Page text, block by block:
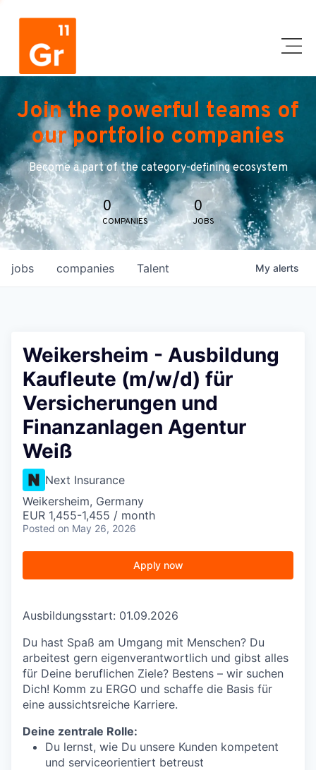
Join the powerful teams of
our portfolio companies
Become a part of the category-defining ecosystem
0
COMPANIES
0
JOBS
jobs companies Talent My alerts
Weikersheim - Ausbildung
Kaufleute (m/w/d) für
Versicherungen und
Finanzanlagen Agentur
Weiß
Next Insurance
Weikersheim, Germany
EUR 1,455-1,455 / month
Posted on May 26, 2026
Apply now
Ausbildungsstart: 01.09.2026
Du hast Spaß am Umgang mit Menschen? Du
arbeitest gern eigenverantwortlich und gibst alles
für Deine beruflichen Ziele? Bestens – wir suchen
Dich! Komm zu ERGO und schaffe die Basis für
eine aussichtsreiche Karriere.
Deine zentrale Rolle:
Du lernst, wie Du unsere Kunden kompetent
und serviceorientiert betreust